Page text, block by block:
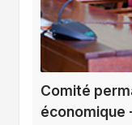
Comité
économique